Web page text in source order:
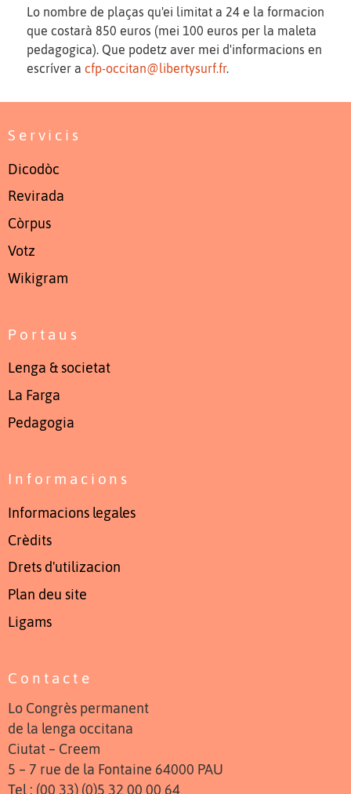
Lo nombre de plaças qu'ei limitat a 24 e la formacion
que costarà 850 euros (mei 100 euros per la maleta
pedagogica). Que podetz aver mei d'informacions en
escríver a cfp-occitan@libertysurf.fr.
Servicis
Dicodòc
Revirada
Còrpus
Votz
Wikigram
Portaus
Lenga & societat
La Farga
Pedagogia
Informacions
Informacions legales
Crèdits
Drets d'utilizacion
Plan deu site
Ligams
Contacte
Lo Congrès permanent
de la lenga occitana
Ciutat – Creem
5 – 7 rue de la Fontaine 64000 PAU
Tel : (00 33) (0)5 32 00 00 64